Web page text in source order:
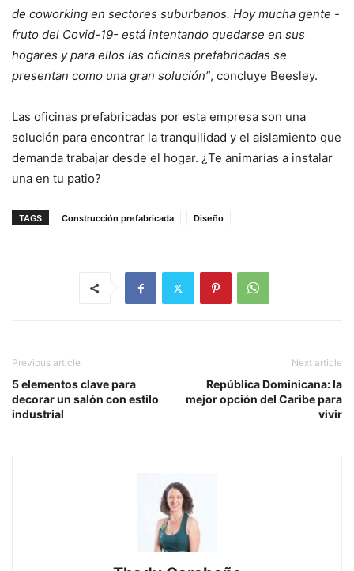
de coworking en sectores suburbanos. Hoy mucha gente -
fruto del Covid-19- está intentando quedarse en sus
hogares y para ellos las oficinas prefabricadas se
presentan como una gran solución”, concluye Beesley.
Las oficinas prefabricadas por esta empresa son una
solución para encontrar la tranquilidad y el aislamiento que
demanda trabajar desde el hogar. ¿Te animarías a instalar
una en tu patio?
TAGS Construcción prefabricada Diseño
Previous article
5 elementos clave para
decorar un salón con estilo
industrial
Next article
República Dominicana: la
mejor opción del Caribe para
vivir